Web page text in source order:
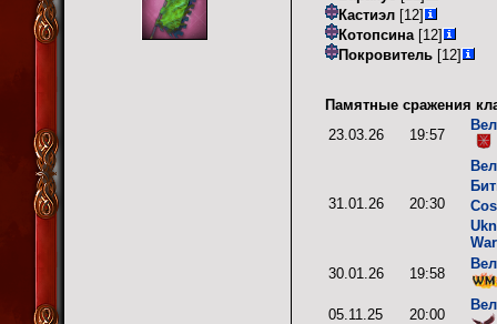
Кастиэл [12]
Котопсина [12]
Покровитель [12]
Памятные сражения
23.03.26
19:57
31.01.26 20:30
30.01.26
19:58
05.11.25 20:00